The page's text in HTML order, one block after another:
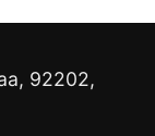
92202,